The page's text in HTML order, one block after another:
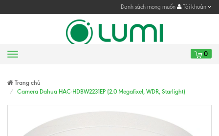
Danh sách mong muốn Tài khoản
Menu 0
Trang chủ
Camera Dahua HAC-HDBW2231EP (2.0 Megafixel, WDR, Starlight)